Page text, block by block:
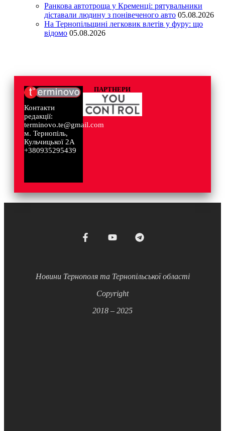
Ранкова автотроща у Кременці: рятувальники
діставали людину з понівеченого авто 05.08.2026
На Тернопільщині легковик влетів у фуру: що
відомо 05.08.2026
Контакти
редакції:
terminovo.te@gmail.com
м. Тернопіль,
Кульчицької 2А
+380935295439
ПАРТНЕРИ
Новини Тернополя та Тернопільської області
Copyright
2018 – 2025